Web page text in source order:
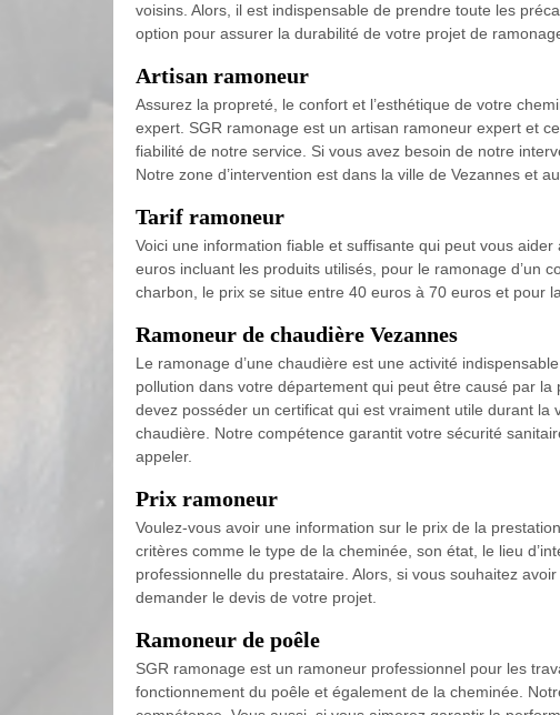
voisins. Alors, il est indispensable de prendre toute les
option pour assurer la durabilité de votre projet de
Artisan ramoneur
Assurez la propreté, le confort et l’esthétique de votre
expert. SGR ramonage est un artisan ramoneur expert et
fiabilité de notre service. Si vous avez besoin de notre
Notre zone d’intervention est dans la ville de Vezannes et
Tarif ramoneur
Voici une information fiable et suffisante qui peut vous
euros incluant les produits utilisés, pour le ramonage d’un
charbon, le prix se situe entre 40 euros à 70 euros et pour
Ramoneur de chaudière Vezannes
Le ramonage d’une chaudière est une activité
pollution dans votre département qui peut être causé par
devez posséder un certificat qui est vraiment utile durant
chaudière. Notre compétence garantit votre sécurité
appeler.
Prix ramoneur
Voulez-vous avoir une information sur le prix de la
critères comme le type de la cheminée, son état, le lieu
professionnelle du prestataire. Alors, si vous souhaitez
demander le devis de votre projet.
Ramoneur de poêle
SGR ramonage est un ramoneur professionnel pour les
fonctionnement du poêle et également de la cheminée.